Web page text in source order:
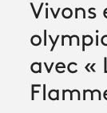
Creators
À la une
Participer et
Vivons
avec «